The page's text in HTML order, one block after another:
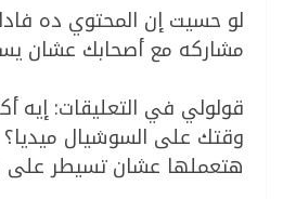
لو حسيت إن المحتوي ده
مشاركه مع أصحابك عشان
قولولي في التعليقات: إيه
وقتك على السوشيال
هتعملها عشان تسيطر على